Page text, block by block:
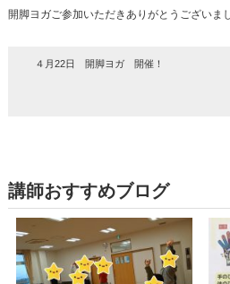
開脚ヨガご参加いただきありがとうございま
４月22日 開脚ヨガ 開催！
講師おすすめブログ